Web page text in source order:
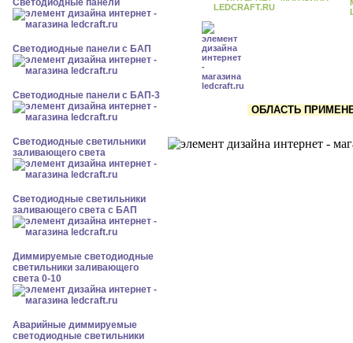
Cветодиодные панели
Cветодиодные панели с БАП
Cветодиодные панели с БАП-3
Светодиодные светильники
заливающего света
Светодиодные светильники
заливающего света с БАП
Диммируемые светодиодные
светильники заливающего
света 0-10
Аварийные диммируемые
светодиодные светильники
ОБЛАСТЬ